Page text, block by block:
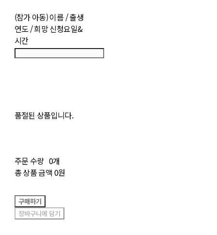
(참가 아동) 이름 / 출생
연도 / 희망 신청요일&
시간
품절된 상품입니다.
주문 수량 0개
총 상품 금액 0원
구매하기
장바구니에 담기